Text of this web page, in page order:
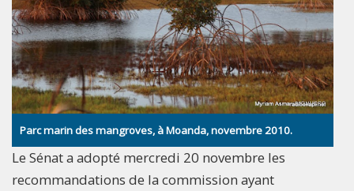
Parc marin des mangroves, à Moanda, novembre 2010.
Le Sénat a adopté mercredi 20 novembre les
recommandations de la commission ayant